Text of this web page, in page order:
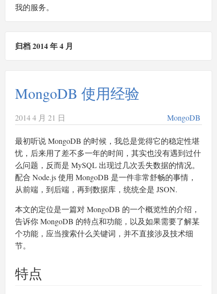
我的服务。
归档 2014 年 4 月
MongoDB 使用经验
2014 4 月 21 日 MongoDB
最初听说 MongoDB 的时候，我总是觉得它的稳定性堪
忧，后来用了差不多一年的时间，其实也没有遇到过什
么问题，反而是 MySQL 出现过几次丢失数据的情况。
配合 Node.js 使用 MongoDB 是一件非常舒畅的事情，
从前端，到后端，再到数据库，统统全是 JSON.
本文的定位是一篇对 MongoDB 的一个概览性的介绍，
告诉你 MongoDB 的特点和功能，以及如果需要了解某
个功能，应当搜索什么关键词，并不直接涉及技术细
节。
特点